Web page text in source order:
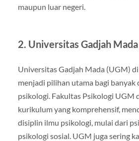
maupun luar negeri.
2. Universitas Gadjah
Universitas Gadjah Mada (UGM)
menjadi pilihan utama bagi banyak
psikologi. Fakultas Psikologi UGM
kurikulum yang komprehensif,
disiplin ilmu psikologi, mulai dari
psikologi sosial. UGM juga sering